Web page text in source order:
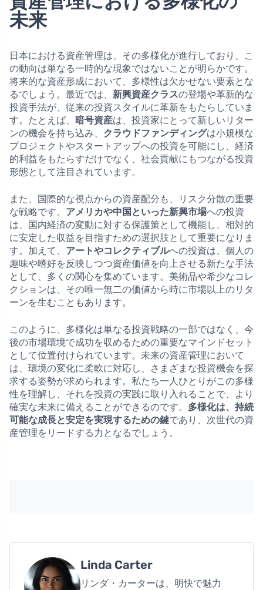
未来
日本における資産管理は、その多様化が進行しており、こ
の動向は単なる一時的な現象ではないことが明らかです。
将来的な資産形成において、多様性は欠かせない要素とな
るでしょう。最近では、 新興資産クラスの登場や革新的な
投資手法が、従来の投資スタイルに革新をもたらしていま
す。たとえば、 暗号資産は、投資家にとって新しいリター
ンの機会を持ち込み、 クラウドファンディングは小規模な
プロジェクトやスタートアップへの投資を可能にし、経済
的利益をもたらすだけでなく、社会貢献にもつながる投資
形態として注目されています。
また、国際的な視点からの資産配分も、リスク分散の重要
な戦略です。 アメリカや中国といった新興市場への投資
は、国内経済の変動に対する保護策として機能し、相対的
に安定した収益を目指すための選択肢として重要になりま
す。加えて、 アートやコレクティブルへの投資は、個人の
趣味や嗜好を反映しつつ資産価値を向上させる新たな手法
として、多くの関心を集めています。美術品や希少なコレ
クションは、その唯一無二の価値から時に市場以上のリタ
ーンを生むこともあります。
このように、多様化は単なる投資戦略の一部ではなく、今
後の市場環境で成功を収めるための重要なマインドセット
として位置付けられています。未来の資産管理において
は、環境の変化に柔軟に対応し、さまざまな投資機会を探
求する姿勢が求められます。私たち一人ひとりがこの多様
性を理解し、それを投資の実践に取り入れることで、より
確実な未来に備えることができるのです。 多様化は、持続
可能な成長と安定を実現するための鍵であり、次世代の資
産管理をリードする力となるでしょう。
Linda Carter
リンダ・カーターは、明快で魅力